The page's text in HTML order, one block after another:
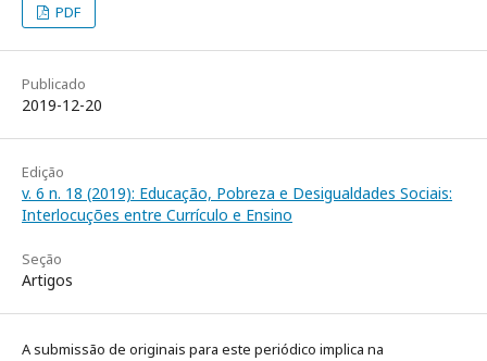
PDF
Publicado
2019-12-20
Edição
v. 6 n. 18 (2019): Educação, Pobreza e Desigualdades Sociais:
Interlocuções entre Currículo e Ensino
Seção
Artigos
A submissão de originais para este periódico implica na